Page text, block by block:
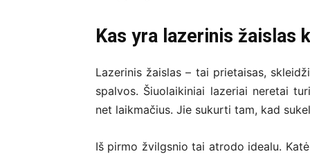
Kas yra lazerinis žaislas
Lazerinis žaislas – tai prietaisas,
spalvos. Šiuolaikiniai lazeriai neretai
net laikmačius. Jie sukurti tam, kad
Iš pirmo žvilgsnio tai atrodo idealu.